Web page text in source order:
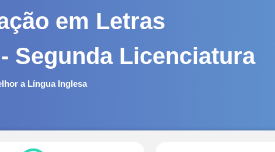
em Letras
Segunda Licenciatura
a Língua Inglesa